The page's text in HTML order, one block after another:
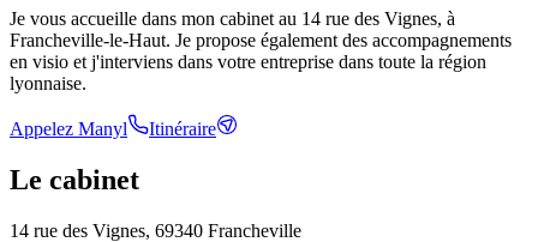
Je vous accueille dans mon cabinet au 14 rue des Vignes, à
Francheville-le-Haut. Je propose également des accompagnements
en visio et j'interviens dans votre entreprise dans toute la région
lyonnaise.
Appelez Manyl Itinéraire
Le cabinet
14 rue des Vignes, 69340 Francheville